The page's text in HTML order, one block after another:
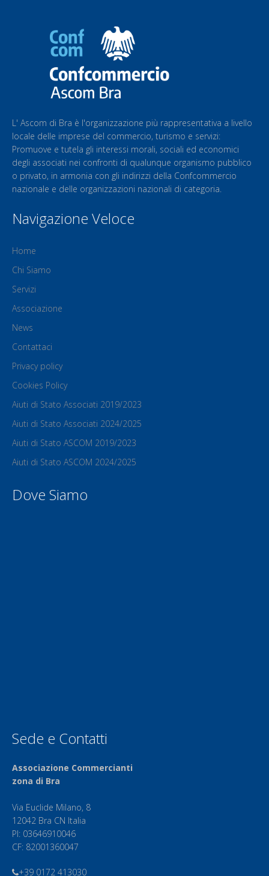
L' Ascom di Bra è l'organizzazione più rappresentativa a livello
locale delle imprese del commercio, turismo e servizi:
Promuove e tutela gli interessi morali, sociali ed economici
degli associati nei confronti di qualunque organismo pubblico
o privato, in armonia con gli indirizzi della Confcommercio
nazionale e delle organizzazioni nazionali di categoria.
Navigazione Veloce
Home
Chi Siamo
Servizi
Associazione
News
Contattaci
Privacy policy
Cookies Policy
Aiuti di Stato Associati 2019/2023
Aiuti di Stato Associati 2024/2025
Aiuti di Stato ASCOM 2019/2023
Aiuti di Stato ASCOM 2024/2025
Dove Siamo
Sede e Contatti
Associazione Commercianti
zona di Bra
Via Euclide Milano, 8
12042 Bra CN Italia
PI: 03646910046
CF: 82001360047
+39 0172 413030